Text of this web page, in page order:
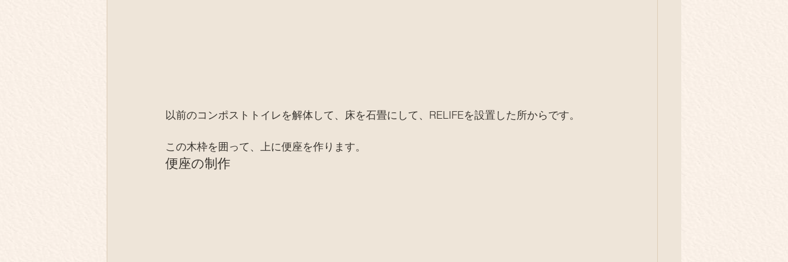
以前のコンポストトイレを解体して、床を石畳にして、RELIFEを設置した所からです。
この木枠を囲って、上に便座を作ります。
便座の制作